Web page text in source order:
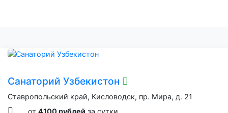
Санаторий Узбекистон
Ставропольский край, Кисловодск, пр. Мира, д. 21
от 4100 рублей за сутки